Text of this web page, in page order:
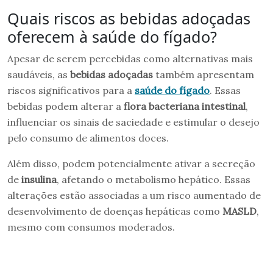
Quais riscos as bebidas adoçadas
oferecem à saúde do fígado?
Apesar de serem percebidas como alternativas mais
saudáveis, as bebidas adoçadas também apresentam
riscos significativos para a saúde do fígado. Essas
bebidas podem alterar a flora bacteriana intestinal,
influenciar os sinais de saciedade e estimular o desejo
pelo consumo de alimentos doces.
Além disso, podem potencialmente ativar a secreção
de insulina, afetando o metabolismo hepático. Essas
alterações estão associadas a um risco aumentado de
desenvolvimento de doenças hepáticas como MASLD,
mesmo com consumos moderados.